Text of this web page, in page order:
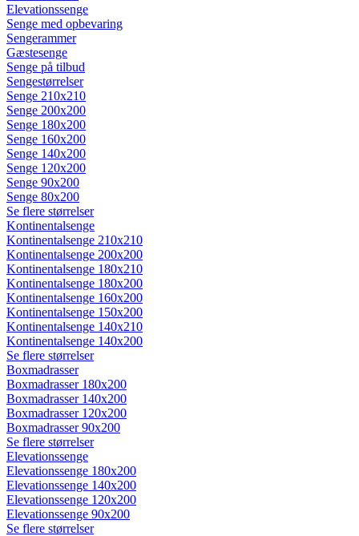
Elevationssenge
Senge med opbevaring
Sengerammer
Gæstesenge
Senge på tilbud
Sengestørrelser
Senge 210x210
Senge 200x200
Senge 180x200
Senge 160x200
Senge 140x200
Senge 120x200
Senge 90x200
Senge 80x200
Se flere størrelser
Kontinentalsenge
Kontinentalsenge 210x210
Kontinentalsenge 200x200
Kontinentalsenge 180x210
Kontinentalsenge 180x200
Kontinentalsenge 160x200
Kontinentalsenge 150x200
Kontinentalsenge 140x210
Kontinentalsenge 140x200
Se flere størrelser
Boxmadrasser
Boxmadrasser 180x200
Boxmadrasser 140x200
Boxmadrasser 120x200
Boxmadrasser 90x200
Se flere størrelser
Elevationssenge
Elevationssenge 180x200
Elevationssenge 140x200
Elevationssenge 120x200
Elevationssenge 90x200
Se flere størrelser